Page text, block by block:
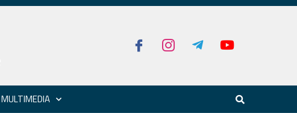
MULTIMEDIA